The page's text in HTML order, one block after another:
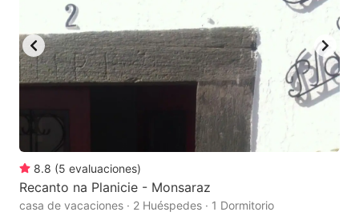
8.8 (5 evaluaciones)
Recanto na Planicie - Monsaraz
casa de vacaciones · 2 Huéspedes · 1 Dormitorio